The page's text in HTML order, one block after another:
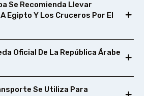
Se Recomienda Llevar
Egipto Y Los Cruceros Por El
Oficial De La República Árabe
Se Utiliza Para